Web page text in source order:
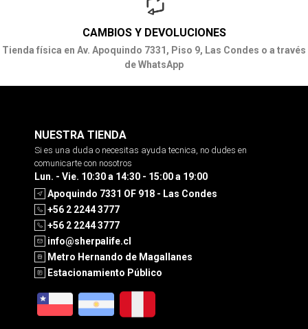
CAMBIOS Y DEVOLUCIONES
Tienda física en Av. Apoquindo 7331, Piso 9, Las Condes o a través
de WhatsApp
NUESTRA TIENDA
Si es una duda o necesitas ayuda tecnica, no dudes en
comunicarte con nosotros
Lun. - Vie. 10:30 a 14:30 - 15:00 a 19:00
Apoquindo 7331 OF 918 - Las Condes
+56 2 2244 3777
+56 2 2244 3777
info@sherpalife.cl
Metro Hernando de Magallanes
Estacionamiento Público